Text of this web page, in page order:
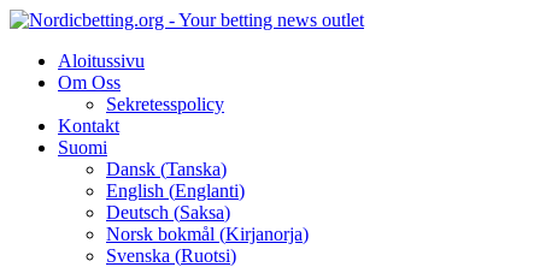
Skip
contentAloitussivu
Om Oss
Sekretesspolicy
Kontakt
Suomi
Dansk (Tanska)
English (Englanti)
Deutsch (Saksa)
Norsk bokmål (Kirjanorja)
Svenska (Ruotsi)